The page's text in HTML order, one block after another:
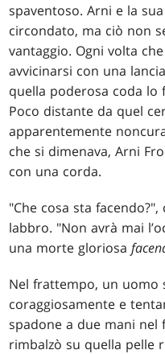
spaventoso. Arni e la
circondato, ma ciò non
vantaggio. Ogni volta
avvicinarsi con una
quella poderosa coda lo
Poco distante da quel
apparentemente
che si dimenava, Arni
con una corda.
"Che cosa sta
labbro. "Non avrà mai
una morte gloriosa
Nel frattempo, un uomo
coraggiosamente e
spadone a due mani nel
rimbalzò su quella pelle